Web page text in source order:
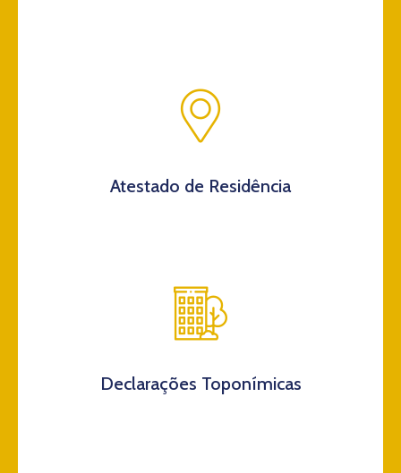
Atestado de Residência
Declarações Toponímicas